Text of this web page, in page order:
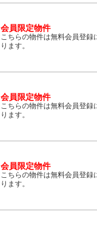
会員限定物件
こちらの物件は無料会員登録
ります。
会員限定物件
こちらの物件は無料会員登録
ります。
会員限定物件
こちらの物件は無料会員登録
ります。